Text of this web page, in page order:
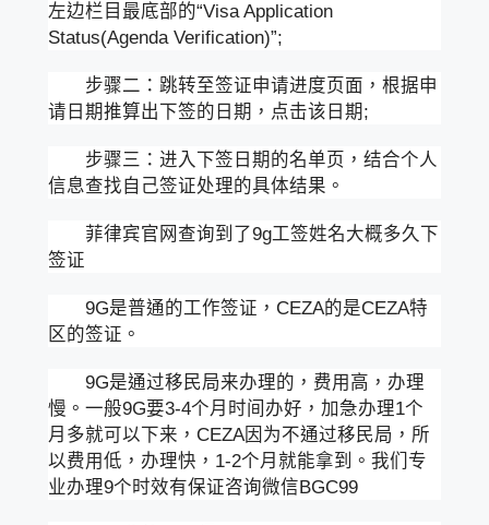
左边栏目最底部的“Visa Application
Status(Agenda Verification)”;
步骤二：跳转至签证申请进度页面，根据申
请日期推算出下签的日期，点击该日期;
步骤三：进入下签日期的名单页，结合个人
信息查找自己签证处理的具体结果。
菲律宾官网查询到了9g工签姓名大概多久下
签证
9G是普通的工作签证，CEZA的是CEZA特
区的签证。
9G是通过移民局来办理的，费用高，办理
慢。一般9G要3-4个月时间办好，加急办理1个
月多就可以下来，CEZA因为不通过移民局，所
以费用低，办理快，1-2个月就能拿到。我们专
业办理9个时效有保证咨询微信BGC99